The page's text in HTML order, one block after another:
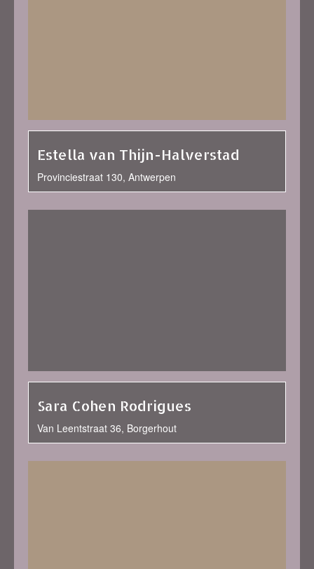
Estella van Thijn-Halverstad
Provinciestraat 130, Antwerpen
Sara Cohen Rodrigues
Van Leentstraat 36, Borgerhout